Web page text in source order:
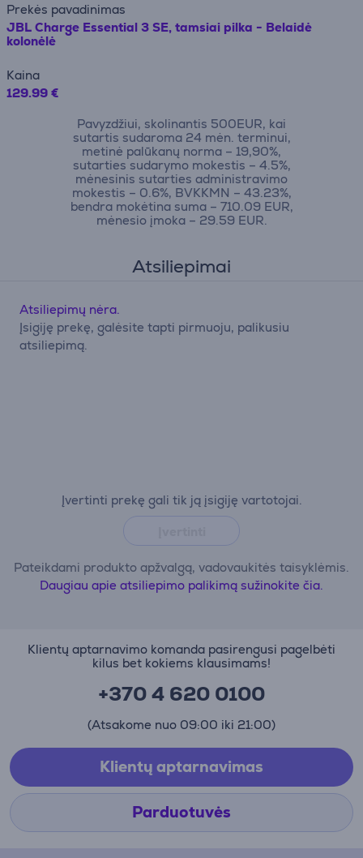
Prekės pavadinimas
JBL Charge Essential 3 SE, tamsiai pilka - Belaidė
kolonėlė
Kaina
129.99 €
Pavyzdžiui, skolinantis 500EUR, kai
sutartis sudaroma 24 mėn. terminui,
metinė palūkanų norma – 19,90%,
sutarties sudarymo mokestis – 4.5%,
mėnesinis sutarties administravimo
mokestis – 0.6%, BVKKMN – 43.23%,
bendra mokėtina suma – 710.09 EUR,
mėnesio įmoka – 29.59 EUR.
Atsiliepimai
Įvertinti prekę gali tik ją įsigiję vartotojai.
Pateikdami produkto apžvalgą, vadovaukitės taisyklėmis.
Daugiau apie atsiliepimo palikimą sužinokite čia.
Atsiliepimų nėra.
Įsigiję prekę, galėsite tapti pirmuoju, palikusiu
atsiliepimą.
Klientų aptarnavimo komanda pasirengusi pagelbėti
kilus bet kokiems klausimams!
+370 4 620 0100
(Atsakome nuo 09:00 iki 21:00)
Klientų aptarnavimas
Parduotuvės